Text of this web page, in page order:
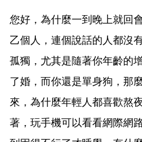
您好，為什麼一到晚上就回
乙個人，連個說話的人都沒
孤獨，尤其是隨著你年齡的
了婚，而你還是單身狗，那
來，為什麼年輕人都喜歡熬
著，玩手機可以看看網際網